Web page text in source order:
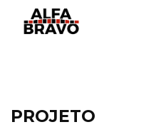
PROJETO